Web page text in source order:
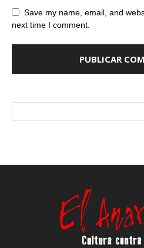
Save my name, email, and
next time I comment.